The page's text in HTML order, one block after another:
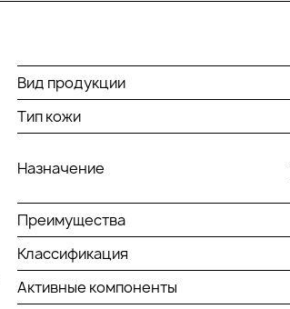
Вид продукции
Тип кожи
Назначение
Преимущества
Классификация
Активные компоненты